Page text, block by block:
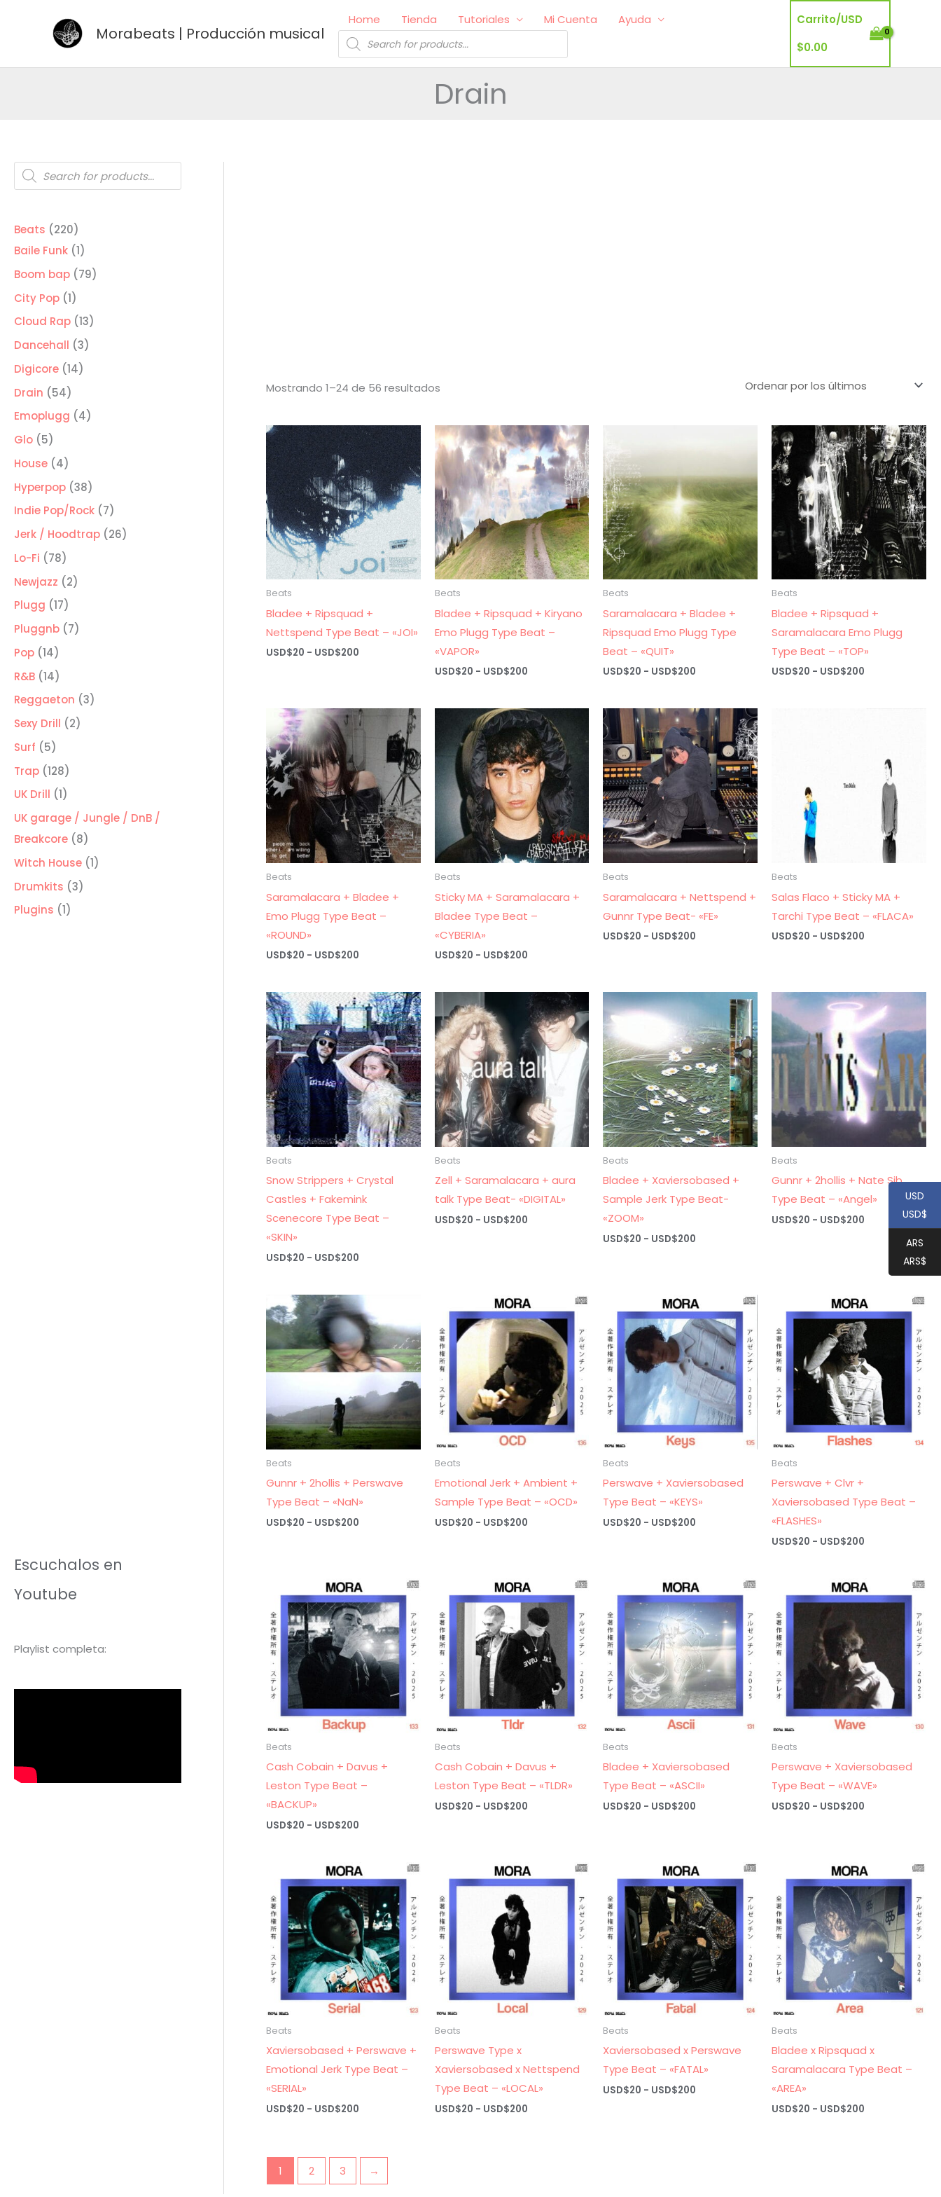
Morabeats | Producción musical
Home Tienda Tutoriales Mi Cuenta
Ayuda
Búsqueda
de
productos
Carrito/USD
$0.00
Drain
Búsqueda
de
productos
Beats 220220
productos
Baile Funk 11
producto
Boom bap 7979
City Pop 11
producto
Cloud Rap 1313
Dancehall 33
Digicore 1414
Drain 5454
productos
Emoplugg 44
Glo 55
productos
House 44
productos
Hyperpop 3838
productos
Indie Pop/Rock 77
productos
Jerk / Hoodtrap 2626
Lo-Fi 7878
productos
Newjazz 22
Plugg 1717
productos
Pluggnb 77
Pop 1414
productos
R&B 1414
productos
Reggaeton 33
Sexy Drill 22
Surf 55
productos
Trap 128128
productos
UK Drill 11
producto
UK garage / Jungle / DnB /
Breakcore
88
productos
Witch House 11
Drumkits 33
Plugins 11
Escuchalos en
Youtube
Playlist completa:
Mostrando 1–24 de 56 resultadosOrdenado
Beats
Bladee + Ripsquad +
Nettspend Type Beat – «JOI»
USD$20 - USD$200Rango
hasta
USD$200
Beats
Bladee + Ripsquad + Kiryano
Emo Plugg Type Beat –
«VAPOR»
USD$20 - USD$200Rango
desde
USD$20
hasta
USD$200
Beats
Saramalacara + Bladee +
Ripsquad Emo Plugg Type
Beat – «QUIT»
USD$20 - USD$200
desde
USD$20
hasta
USD$200
Beats
Bladee + Ripsquad +
Saramalacara Emo Plugg
Type Beat – «TOP»
USD$20 - USD$200
Beats
Saramalacara + Bladee +
Emo Plugg Type Beat –
«ROUND»
USD$20 - USD$200Rango
desde
USD$20
hasta
USD$200
Beats
Sticky MA + Saramalacara +
Bladee Type Beat –
«CYBERIA»
USD$20 - USD$200Rango
desde
USD$20
hasta
USD$200
Beats
Saramalacara + Nettspend +
Gunnr Type Beat- «FE»
USD$20 - USD$200
hasta
USD$200
Beats
Salas Flaco + Sticky MA +
Tarchi Type Beat – «FLACA»
USD$20 - USD$200
hasta
USD$200
Beats
Snow Strippers + Crystal
Castles + Fakemink
Scenecore Type Beat –
«SKIN»
USD$20 - USD$200Rango
desde
USD$20
hasta
USD$200
Beats
Zell + Saramalacara + aura
talk Type Beat- «DIGITAL»
USD$20 - USD$200Rango
Beats
Bladee + Xaviersobased +
Sample Jerk Type Beat-
«ZOOM»
USD$20 - USD$200
hasta
USD$200
Beats
Gunnr + 2hollis + Nate Sib
Type Beat – «Angel»
USD$20 - USD$200
hasta
Beats
Gunnr + 2hollis + Perswave
Type Beat – «NaN»
USD$20 - USD$200Rango
hasta
USD$200
Beats
Emotional Jerk + Ambient +
Sample Type Beat – «OCD»
USD$20 - USD$200Rango
hasta
USD$200
Beats
Perswave + Xaviersobased
Type Beat – «KEYS»
USD$20 - USD$200
hasta
USD$200
Beats
Perswave + Clvr +
Xaviersobased Type Beat –
«FLASHES»
USD$20 - USD$200
USD$20
hasta
Beats
Cash Cobain + Davus +
Leston Type Beat –
«BACKUP»
USD$20 - USD$200Rango
USD$20
hasta
USD$200
Beats
Cash Cobain + Davus +
Leston Type Beat – «TLDR»
USD$20 - USD$200Rango
hasta
USD$200
Beats
Bladee + Xaviersobased
Type Beat – «ASCII»
USD$20 - USD$200
hasta
USD$200
Beats
Perswave + Xaviersobased
Type Beat – «WAVE»
USD$20 - USD$200
hasta
USD$200
Beats
Xaviersobased + Perswave +
Emotional Jerk Type Beat –
«SERIAL»
USD$20 - USD$200Rango
USD$20
Beats
Perswave Type x
Xaviersobased x Nettspend
Type Beat – «LOCAL»
USD$20 - USD$200Rango
Beats
Xaviersobased x Perswave
Type Beat – «FATAL»
USD$20 - USD$200
Beats
Bladee x Ripsquad x
Saramalacara Type Beat –
«AREA»
USD$20 - USD$200
1 2 3 →
USD
USD$
ARS
ARS$